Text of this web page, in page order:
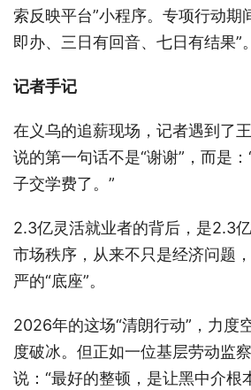
索反映平台”小程序。专项行动期
即办、三日有回音、七日有结果”。
记者手记
在义乌的追薪现场，记者遇到了
说的第一句话不是“谢谢”，而是
子交学费了。”
2.3亿灵活就业者的背后，是2.3
市场秩序，从来不只是经济问题
严的“底座”。
2026年的这场“清朗行动”，力度
度破冰。但正如一位基层劳动监
说：“最好的整顿，是让黑中介根